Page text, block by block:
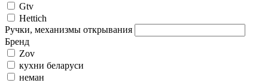
Gtv
Hettich
Ручки, механизмы открывания
Бренд
Zov
кухни беларуси
неман